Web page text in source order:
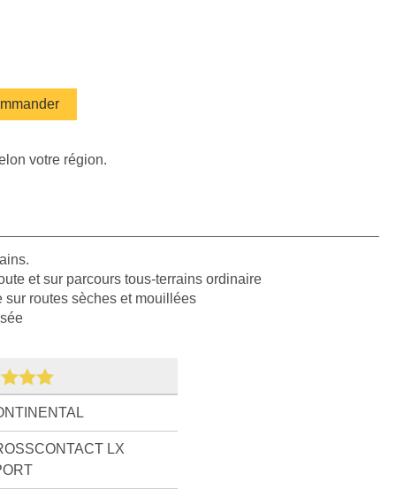
votre région.
et sur parcours tous-terrains ordinaire
routes sèches et mouillées
LX